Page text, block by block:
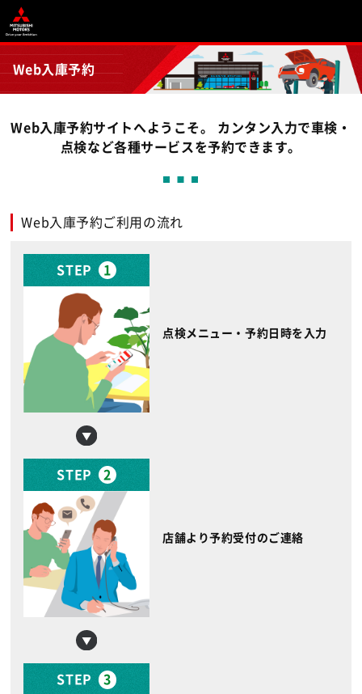
Web入庫予約
Web入庫予約サイトへようこそ。 カンタン入力で車検・
点検など各種サービスを予約できます。
Web入庫予約ご利用の流れ
STEP 1
点検メニュー・予約日時を入力
STEP 2
店舗より予約受付のご連絡
STEP 3